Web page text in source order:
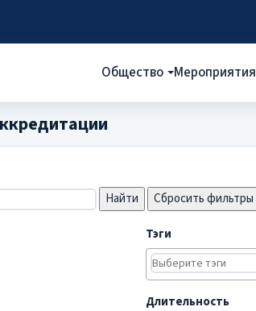
Общество Мероприятия
Сбросить фильтры
Тэги
Длительность